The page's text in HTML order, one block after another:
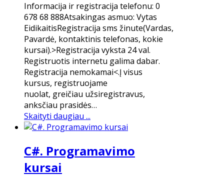
Informacija ir registracija telefonu: 0
678 68 888Atsakingas asmuo: Vytas
EidikaitisRegistracija sms žinute(Vardas,
Pavardė, kontaktinis telefonas, kokie
kursai).>Registracija vyksta 24 val.
Registruotis internetu galima dabar.
Registracija nemokamai<.Į visus
kursus, registruojame
nuolat, greičiau užsiregistravus,
anksčiau prasidės…
Skaityti daugiau ...
C#. Programavimo
kursai